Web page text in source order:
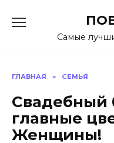
содержаниюСамые
ГЛАВНАЯ » СЕМЬЯ
Свадебный
главные
Женщины!